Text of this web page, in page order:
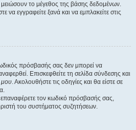
το μέγεθος της βάσης δεδομένων.
να εγγραφείτε ξανά και να εμπλακείτε στις
πρόσβασής σας δεν μπορεί να
Επισκεφθείτε τη σελίδα σύνδεσης και
μου. Ακολουθήστε τις οδηγίες και θα είστε σε
τον κωδικό πρόσβασής σας,
του συστήματος συζητήσεων.